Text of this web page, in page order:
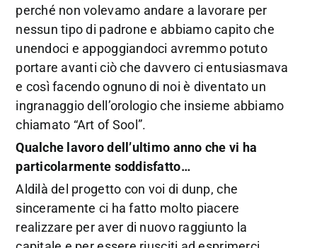
perché non volevamo andare a lavorare per
nessun tipo di padrone e abbiamo capito che
unendoci e appoggiandoci avremmo potuto
portare avanti ciò che davvero ci entusiasmava
e così facendo ognuno di noi è diventato un
ingranaggio dell’orologio che insieme abbiamo
chiamato “Art of Sool”.
Qualche lavoro dell’ultimo anno che vi ha
particolarmente soddisfatto…
Aldilà del progetto con voi di dunp, che
sinceramente ci ha fatto molto piacere
realizzare per aver di nuovo raggiunto la